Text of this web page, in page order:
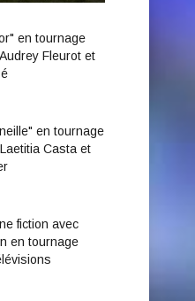
en tournage
Fleurot et
en tournage
Casta et
fiction avec
en tournage